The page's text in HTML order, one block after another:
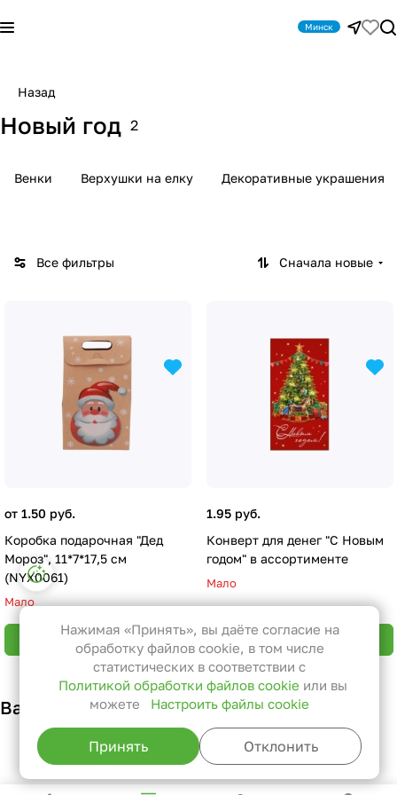
Минск
Назад
Новый год 2
Венки Верхушки на елку Декоративные украшения
Все фильтры Сначала новые
от 1.50 руб.
Коробка подарочная "Дед
Мороз", 11*7*17,5 см
(NYX0061)
Мало
В корзину
1.95 руб.
Конверт для денег "С Новым
годом" в ассортименте
Мало
В корзину
Вам также может понравиться
Настройки файлов cookie
Функциональные
Эти файлы необходимы для
функционирования сайта и не
могут быть отключены в наших
системах. Вы можете настроить
браузер так, чтобы он блокировал
их или уведомлял вас об их
использовании, но в таком случае
Нажимая «Принять», вы даёте согласие на
обработку файлов cookie, в том числе
статистических в соответствии с
Политикой обработки файлов cookie или вы
можете
Настроить файлы cookie
Принять Отклонить